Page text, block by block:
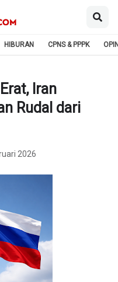
HIBURAN CPNS & PPPK
Iran
Rudal dari
2026